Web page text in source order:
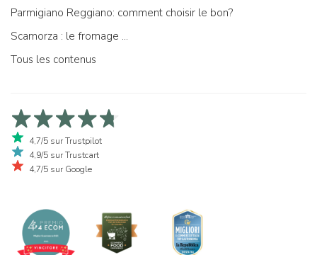
Parmigiano Reggiano: comment choisir le bon?
Scamorza : le fromage ...
Tous les contenus
4,7/5 sur Trustpilot
4,9/5 sur Trustcart
4,7/5 sur Google